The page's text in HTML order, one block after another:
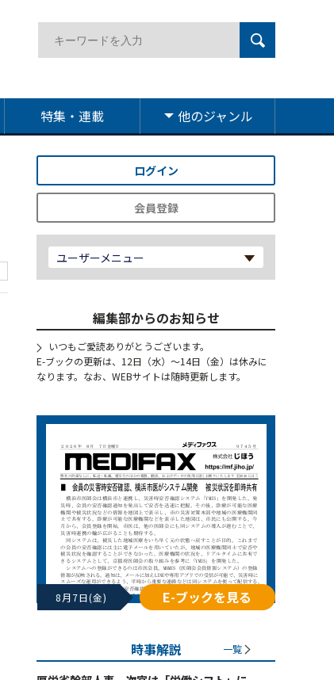
特集・連載 他のジャンル
ログイン
会員登録
ユーザーメニュー
編集部からのお知らせ
いつもご愛読ありがとうございます。
E-ブックの更新は、12日（水）～14日（金）は休みに
なります。なお、WEBサイトは随時更新します。
8月7日(金) E-ブックを見る
時事解説 一覧